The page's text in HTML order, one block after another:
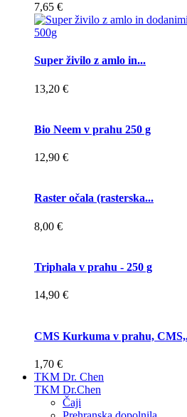
7,65 €
Super živilo z amlo in...
13,20 €
Bio Neem v prahu 250 g
12,90 €
Raster očala (rasterska...
8,00 €
Triphala v prahu - 250 g
14,90 €
CMS Kurkuma v prahu,
1,70 €
TKM Dr. Chen
TKM Dr.Chen
Čaji